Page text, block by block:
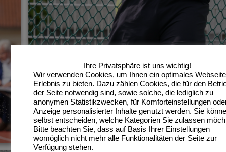
Ihre Privatsphäre ist uns wichtig!
Wir verwenden Cookies, um Ihnen ein optimales
Erlebnis zu bieten. Dazu zählen Cookies, die für den
der Seite notwendig sind, sowie solche, die lediglich zu
anonymen Statistikzwecken, für Komforteinstellungen
Anzeige personalisierter Inhalte genutzt werden. Sie
selbst entscheiden, welche Kategorien Sie zulassen
Bitte beachten Sie, dass auf Basis Ihrer Einstellungen
womöglich nicht mehr alle Funktionalitäten der Seite zur
Verfügung stehen.